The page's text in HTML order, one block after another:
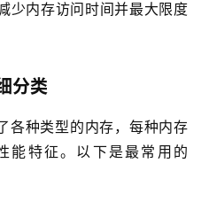
少内存访问时间并最大限度
分类
各种类型的内存，每种内存
能特征。以下是最常用的